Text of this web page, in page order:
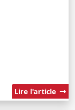
Lire l'article